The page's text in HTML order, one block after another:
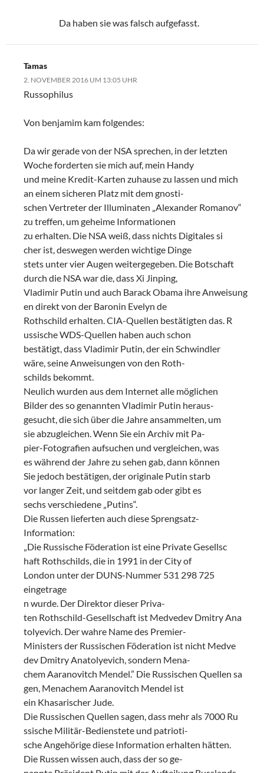
Da haben sie was falsch aufgefasst.
Tamas
2. NOVEMBER 2016 UM 13:05 UHR
Russophilus
Von benjamim kam folgendes:
Da wir gerade von der NSA sprechen, in der letzten
Woche forderten sie mich auf, mein Handy
und meine Kredit-Karten zuhause zu lassen und mich
an einem sicheren Platz mit dem gnosti-
schen Vertreter der Illuminaten „Alexander Romanov“
zu treffen, um geheime Informationen
zu erhalten. Die NSA weiß, dass nichts Digitales si
cher ist, deswegen werden wichtige Dinge
stets unter vier Augen weitergegeben. Die Botschaft
durch die NSA war die, dass Xi Jinping,
Vladimir Putin und auch Barack Obama ihre Anweisung
en direkt von der Baronin Evelyn de
Rothschild erhalten. CIA-Quellen bestätigten das. R
ussische WDS-Quellen haben auch schon
bestätigt, dass Vladimir Putin, der ein Schwindler
wäre, seine Anweisungen von den Roth-
schilds bekommt.
Neulich wurden aus dem Internet alle möglichen
Bilder des so genannten Vladimir Putin heraus-
gesucht, die sich über die Jahre ansammelten, um
sie abzugleichen. Wenn Sie ein Archiv mit Pa-
pier-Fotografien aufsuchen und vergleichen, was
es während der Jahre zu sehen gab, dann können
Sie jedoch bestätigen, der originale Putin starb
vor langer Zeit, und seitdem gab oder gibt es
sechs verschiedene „Putins“.
Die Russen lieferten auch diese Sprengsatz-
Information:
„Die Russische Föderation ist eine Private Gesellsc
haft Rothschilds, die in 1991 in der City of
London unter der DUNS-Nummer 531 298 725
eingetrage
n wurde. Der Direktor dieser Priva-
ten Rothschild-Gesellschaft ist Medvedev Dmitry Ana
tolyevich. Der wahre Name des Premier-
Ministers der Russischen Föderation ist nicht Medve
dev Dmitry Anatolyevich, sondern Mena-
chem Aaranovitch Mendel.” Die Russischen Quellen sa
gen, Menachem Aaranovitch Mendel ist
ein Khasarischer Jude.
Die Russischen Quellen sagen, dass mehr als 7000 Ru
ssische Militär-Bedienstete und patrioti-
sche Angehörige diese Information erhalten hätten.
Die Russen wissen auch, dass der so ge-